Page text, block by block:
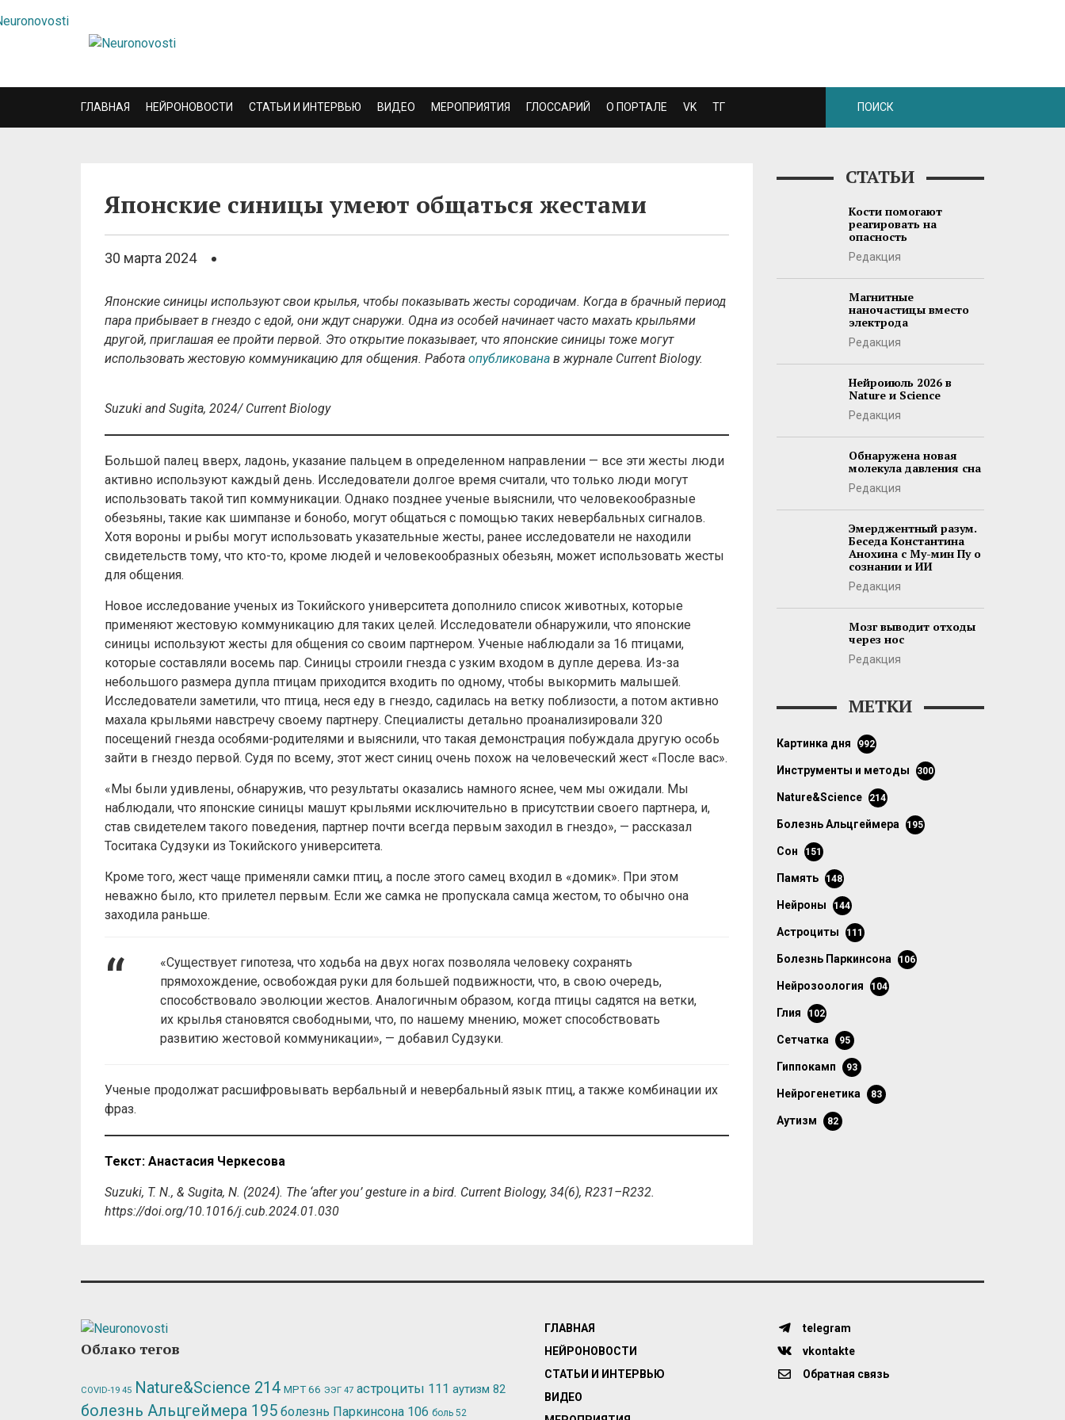
ГЛАВНАЯ НЕЙРОНОВОСТИ СТАТЬИ И ИНТЕРВЬЮ ВИДЕО МЕРОПРИЯТИЯ ГЛОССАРИЙ О ПОРТАЛЕ VK ТГ
Японские синицы умеют общаться жестами
30 марта 2024
Японские синицы используют свои крылья, чтобы показывать жесты сородичам. Когда в брачный период
пара прибывает в гнездо с едой, они ждут снаружи. Одна из особей начинает часто махать крыльями
другой, приглашая ее пройти первой. Это открытие показывает, что японские синицы тоже могут
использовать жестовую коммуникацию для общения. Работа опубликована в журнале Current Biology.
Suzuki and Sugita, 2024/ Current Biology
Большой палец вверх, ладонь, указание пальцем в определенном направлении — все эти жесты люди
активно используют каждый день. Исследователи долгое время считали, что только люди могут
использовать такой тип коммуникации. Однако позднее ученые выяснили, что человекообразные
обезьяны, такие как шимпанзе и бонобо, могут общаться с помощью таких невербальных сигналов.
Хотя вороны и рыбы могут использовать указательные жесты, ранее исследователи не находили
свидетельств тому, что кто-то, кроме людей и человекообразных обезьян, может использовать жесты
для общения.
Новое исследование ученых из Токийского университета дополнило список животных, которые
применяют жестовую коммуникацию для таких целей. Исследователи обнаружили, что японские
синицы используют жесты для общения со своим партнером. Ученые наблюдали за 16 птицами,
которые составляли восемь пар. Синицы строили гнезда с узким входом в дупле дерева. Из-за
небольшого размера дупла птицам приходится входить по одному, чтобы выкормить малышей.
Исследователи заметили, что птица, неся еду в гнездо, садилась на ветку поблизости, а потом активно
махала крыльями навстречу своему партнеру. Специалисты детально проанализировали 320
посещений гнезда особями-родителями и выяснили, что такая демонстрация побуждала другую особь
зайти в гнездо первой. Судя по всему, этот жест синиц очень похож на человеческий жест «‎После вас».
«Мы были удивлены, обнаружив, что результаты оказались намного яснее, чем мы ожидали. Мы
наблюдали, что японские синицы машут крыльями исключительно в присутствии своего партнера, и,
став свидетелем такого поведения, партнер почти всегда первым заходил в гнездо», — рассказал
Тоситака Судзуки из Токийского университета.
Кроме того, жест чаще применяли самки птиц, а после этого самец входил в «‎домик». При этом
неважно было, кто прилетел первым. Если же самка не пропускала самца жестом, то обычно она
заходила раньше.
«Существует гипотеза, что ходьба на двух ногах позволяла человеку сохранять
прямохождение, освобождая руки для большей подвижности, что, в свою очередь,
способствовало эволюции жестов. Аналогичным образом, когда птицы садятся на ветки,
их крылья становятся свободными, что, по нашему мнению, может способствовать
развитию жестовой коммуникации», — добавил Судзуки.
Ученые продолжат расшифровывать вербальный и невербальный язык птиц, а также комбинации их
фраз.
Текст: Анастасия Черкесова
Suzuki, T. N., & Sugita, N. (2024). The ‘after you’ gesture in a bird. Current Biology, 34(6), R231–R232.
https://doi.org/10.1016/j.cub.2024.01.030
СТАТЬИ
Кости помогают
реагировать на
опасность
Редакция
Магнитные
наночастицы вместо
электрода
Редакция
Нейроиюль 2026 в
Nature и Science
Редакция
Обнаружена новая
молекула давления сна
Редакция
Эмерджентный разум.
Беседа Константина
Анохина с Му-мин Пу о
сознании и ИИ
Редакция
Мозг выводит отходы
через нос
Редакция
МЕТКИ
картинка дня 992
инструменты и методы 300
Nature&Science 214
болезнь Альцгеймера 195
сон 151
память 148
нейроны 144
астроциты 111
болезнь Паркинсона 106
нейрозоология 104
глия 102
сетчатка 95
гиппокамп 93
нейрогенетика 83
аутизм 82
Облако тегов
COVID-19 45 Nature&Science 214 МРТ66 ЭЭГ 47 астроциты 111 аутизм 82
болезнь Альцгеймера 195 болезнь Паркинсона 106 боль 52
ГЛАВНАЯ
НЕЙРОНОВОСТИ
СТАТЬИ И ИНТЕРВЬЮ
ВИДЕО
telegram
vkontakte
Обратная связь